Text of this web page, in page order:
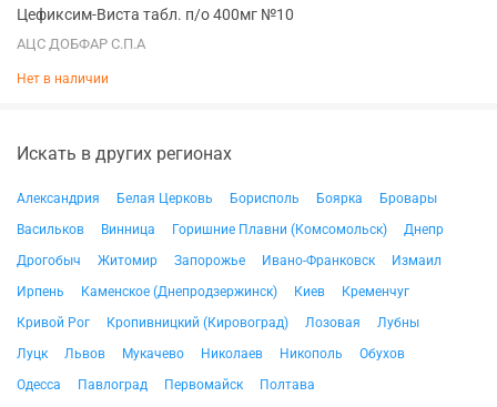
Цефиксим-Виста табл. п/о 400мг №10
АЦС ДОБФАР С.П.А
Нет в наличии
Искать в других регионах
Александрия Белая Церковь Борисполь Боярка
Бровары
Васильков
Винница Горишние Плавни (Комсомольск)
Днепр
Дрогобыч
Житомир Запорожье Ивано-Франковск
Измаил
Ирпень
Каменское (Днепродзержинск) Киев
Кременчуг
Кривой Рог
Кропивницкий (Кировоград) Лозовая
Лубны
Луцк
Львов Мукачево Николаев Никополь
Обухов
Одесса
Павлоград Первомайск
Полтава